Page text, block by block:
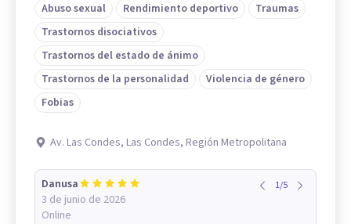
Abuso sexual
Rendimiento deportivo
Traumas
Trastornos disociativos
Trastornos del estado de ánimo
Trastornos de la personalidad
Violencia de género
Fobias
Av. Las Condes, Las Condes, Región Metropolitana
Danusa
3 de junio de 2026
Online
1/5